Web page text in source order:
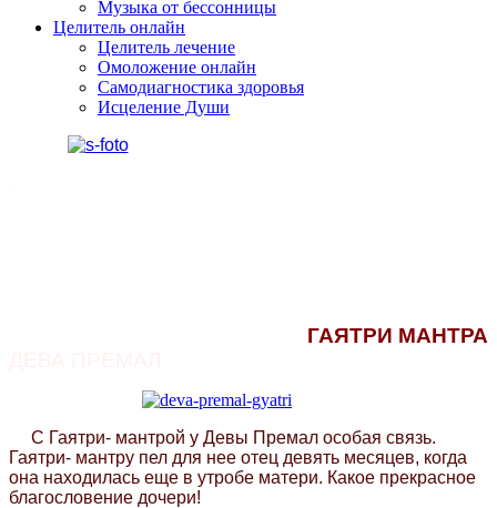
Музыка от бессонницы
Целитель онлайн
Целитель лечение
Омоложение онлайн
Самодиагностика здоровья
Исцеление Души
ГАЯТРИ МАНТРА
С Гаятри- мантрой у Девы Премал особая связь.
Гаятри- мантру пел для нее отец девять месяцев, когда
она находилась еще в утробе матери. Какое прекрасное
благословение дочери!